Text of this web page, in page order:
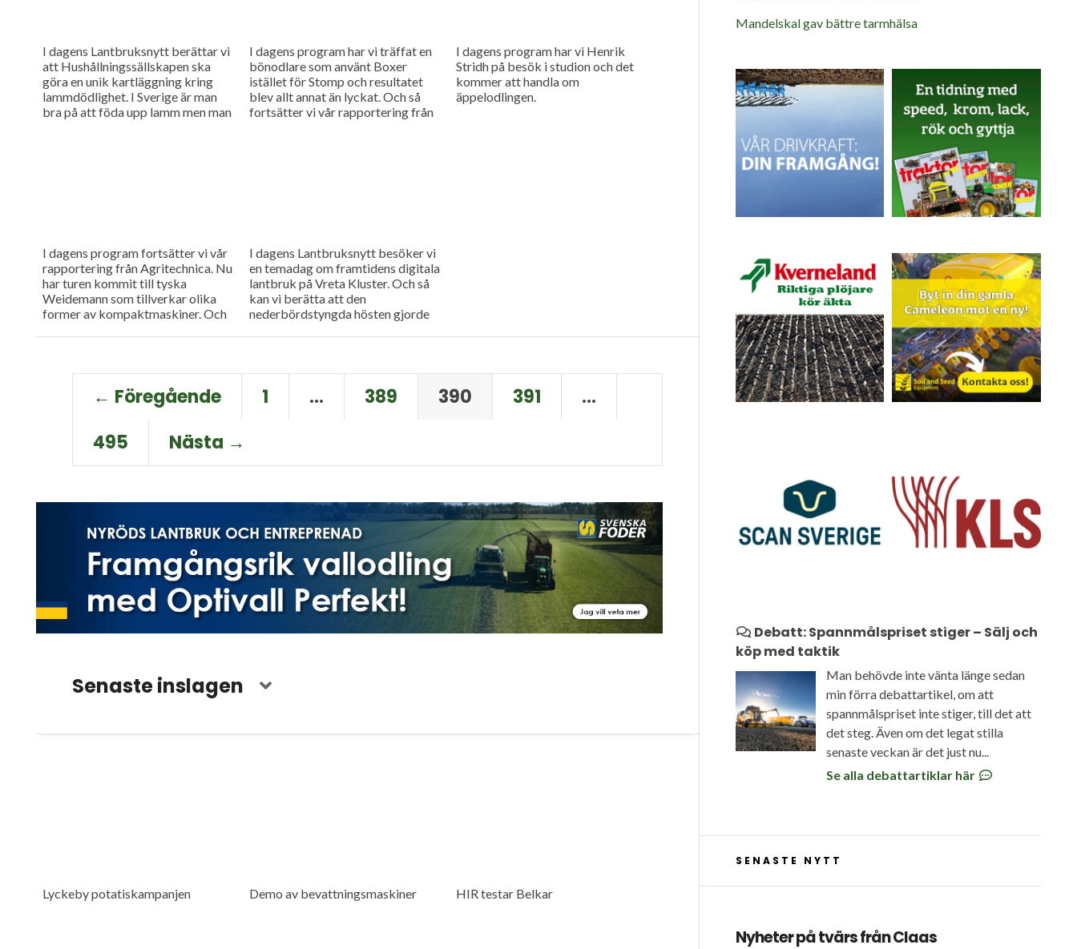
I dagens Lantbruksnytt berättar vi
att Hushållningssällskapen ska
göra en unik kartläggning kring
lammdödlighet. I Sverige är man
bra på att föda upp lamm men man
I dagens program har vi träffat en
bönodlare som använt Boxer
istället för Stomp och resultatet
blev allt annat än lyckat. Och så
fortsätter vi vår rapportering från
I dagens program har vi Henrik
Stridh på besök i studion och det
kommer att handla om
äppelodlingen.
I dagens program fortsätter vi vår
rapportering från Agritechnica. Nu
har turen kommit till tyska
Weidemann som tillverkar olika
former av kompaktmaskiner. Och
I dagens Lantbruksnytt besöker vi
en temadag om framtidens digitala
lantbruk på Vreta Kluster. Och så
kan vi berätta att den
nederbördstyngda hösten gjorde
← Föregående 1 … 389 390 391
…
495
Nästa →
Senaste inslagen
Lyckeby potatiskampanjen Demo av bevattningsmaskiner HIR testar Belkar
Mandelskal gav bättre tarmhälsa
Debatt: Spannmålspriset stiger – Sälj och
köp med taktik
Man behövde inte vänta länge sedan
min förra debattartikel, om att
spannmålspriset inte stiger, till det att
det steg. Även om det legat stilla
senaste veckan är det just nu...
Se alla debattartiklar här
SENASTE NYTT
Nyheter på tvärs från Claas